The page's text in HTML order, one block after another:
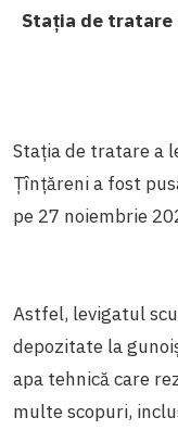
Stația de tratare
Stația de tratare a
Țînțăreni a fost
pe 27 noiembrie
Astfel, levigatul
depozitate la
apa tehnică care
multe scopuri,